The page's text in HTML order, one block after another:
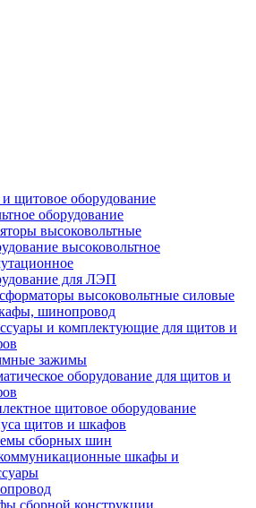
щитовое оборудование
оборудование
высоковольтные
высоковольтное
для ЛЭП
высоковольтные силовые
шинопровод
и комплектующие для щитов и
зажимы
оборудование для щитов и
щитовое оборудование
щитов и шкафов
сборных шин
шкафы и
сборной конструкции